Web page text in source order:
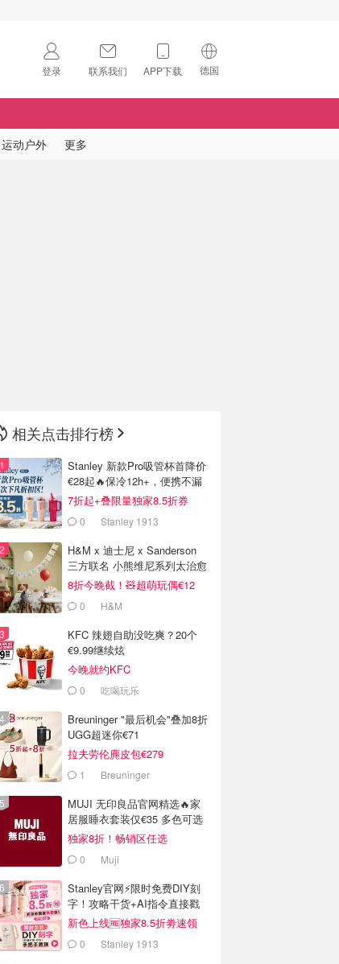
登录 联系我们 APP下载 德国
🇺🇸
运动户外 更多
相关点击排行榜
Stanley 新款Pro吸管杯首降价
€28起🔥保冷12h+，便携不漏
水
7折起+叠限量独家8.5折券
0 Stanley 1913
H&M x 迪士尼 x Sanderson
三方联名 小熊维尼系列太治愈
8折今晚截！🧸超萌玩偶€12
0 H&M
KFC 辣翅自助没吃爽？20个
€9.99继续炫
今晚就约KFC
0 吃喝玩乐
Breuninger "最后机会"叠加8折
UGG超迷你€71
拉夫劳伦麂皮包€279
1 Breuninger
MUJI 无印良品官网精选🔥家
居服睡衣套装仅€35 多色可选
独家8折！畅销区任选
0 Muji
Stanley官网⚡️限时免费DIY刻
字！攻略干货+AI指令直接戳
新色上线🆓独家8.5折劵速领
0 Stanley 1913